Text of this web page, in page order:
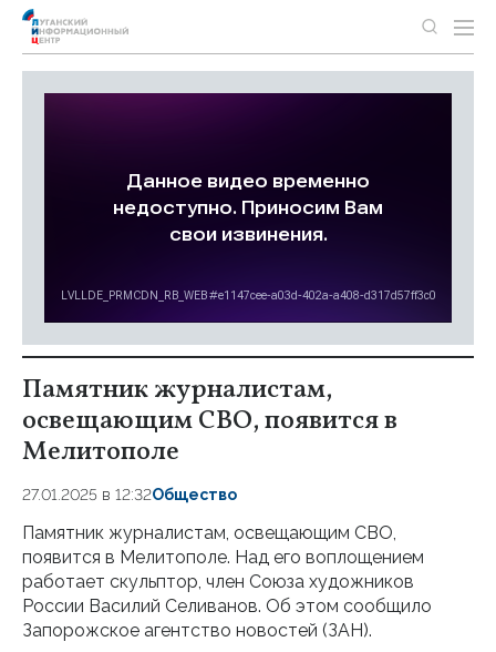
Памятник журналистам,
освещающим СВО, появится в
Мелитополе
27.01.2025 в 12:32Общество
Памятник журналистам, освещающим СВО,
появится в Мелитополе. Над его воплощением
работает скульптор, член Союза художников
России Василий Селиванов. Об этом сообщило
Запорожское агентство новостей (ЗАН).